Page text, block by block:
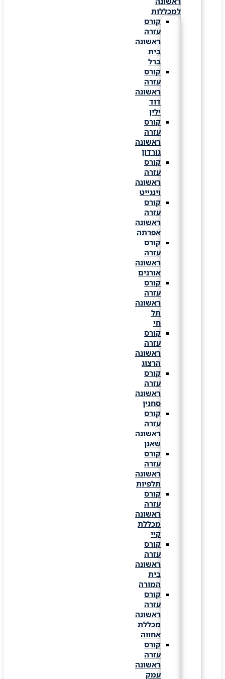
למכללות
קורס
עזרה
ראשונה
קורס
עזרה
ראשונה
קורס
עזרה
ראשונה
גורדון
קורס
עזרה
ראשונה
וינגייט
קורס
עזרה
ראשונה
אפרתה
קורס
עזרה
ראשונה
אורנים
קורס
עזרה
ראשונה
קורס
עזרה
ראשונה
הרצוג
קורס
עזרה
ראשונה
סחנין
קורס
עזרה
ראשונה
קורס
עזרה
ראשונה
תלפיות
קורס
עזרה
ראשונה
מכללת
קורס
עזרה
ראשונה
המורה
קורס
עזרה
ראשונה
מכללת
אחווה
קורס
עזרה
ראשונה